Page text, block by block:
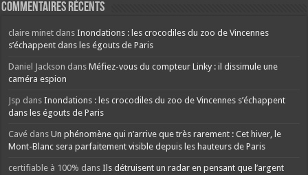
Commentaires récents
claire minet dansInondations : les crocodiles du zoo de Vincennes
s’échappent dans les égouts de Paris
Daniel Jackson dansMéfiez-vous du compteur Linky : il dissimule une
caméra espion
Jsp dansInondations : les crocodiles du zoo de Vincennes s’échappent
dans les égouts de Paris
Cavé dansUn phénomène qui n’arrive que très rarement : Cet hiver, le
Mont-Blanc sera parfaitement visible depuis les hauteurs de Paris
certifiable à 100% dansIls détruisent un radar en pensant que l’argent